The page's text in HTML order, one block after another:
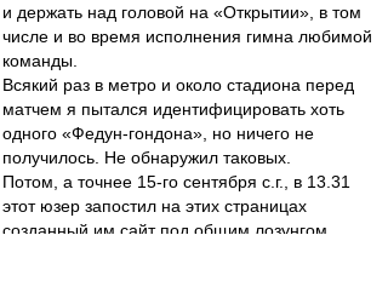
и держать над головой на «Открытии», в том
числе и во время исполнения гимна любимой
команды.
Всякий раз в метро и около стадиона перед
матчем я пытался идентифицировать хоть
одного «Федун-гондона», но ничего не
получилось. Не обнаружил таковых.
Потом, а точнее 15-го сентября с.г., в 13.31
этот юзер запостил на этих страницах
созданный им сайт под общим лозунгом